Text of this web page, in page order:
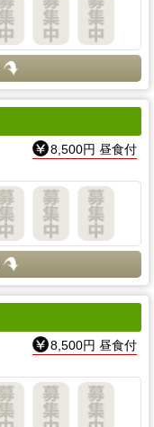
8,500円 昼食付
8,500円 昼食付